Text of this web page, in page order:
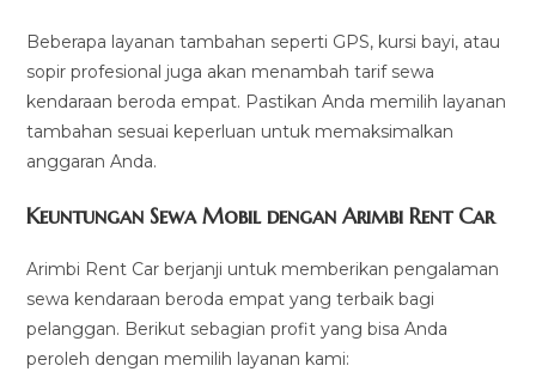
Beberapa layanan tambahan seperti GPS, kursi bayi, atau
sopir profesional juga akan menambah tarif sewa
kendaraan beroda empat. Pastikan Anda memilih layanan
tambahan sesuai keperluan untuk memaksimalkan
anggaran Anda.
Keuntungan Sewa Mobil dengan Arimbi Rent Car
Arimbi Rent Car berjanji untuk memberikan pengalaman
sewa kendaraan beroda empat yang terbaik bagi
pelanggan. Berikut sebagian profit yang bisa Anda
peroleh dengan memilih layanan kami: